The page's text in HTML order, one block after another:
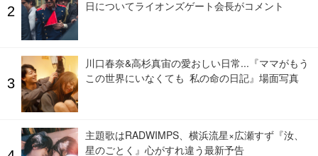
日についてライオンズゲート会長がコメント
川口春奈&高杉真宙の愛おしい日常...『ママがもう
この世界にいなくても 私の命の日記』場面写真
主題歌はRADWIMPS、横浜流星×広瀬すず『汝、
星のごとく』心がすれ違う最新予告